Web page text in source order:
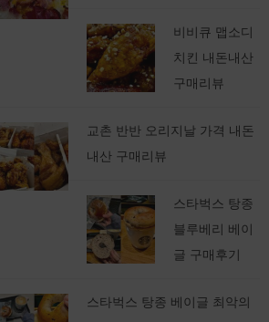
비비큐 맵소디
치킨 내돈내산
구매리뷰
교촌 반반 오리지날 가격 내돈
내산 구매리뷰
스타벅스 탕종
블루베리 베이
글 구매후기
스타벅스 탕종 베이글 최악의